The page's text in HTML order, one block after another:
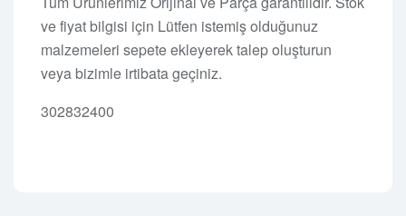
ve fiyat bilgisi için Lütfen istemiş olduğunuz
malzemeleri sepete ekleyerek talep oluşturun
veya bizimle irtibata geçiniz.
302832400